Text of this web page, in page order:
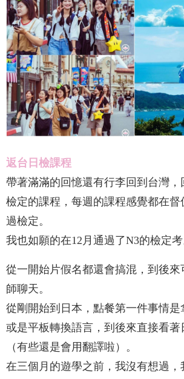
返台日檢課程
帶著滿滿的回憶還有行李回到台灣，
檢定的課程，每週的課程感覺都在督
過檢定。
我也如願的在12月通過了N3的檢定考
從一開始片假名都還會搞混，到後
師聊天。
從剛開始到日本，點餐第一件事情
或是平板轉換語言，到後來直接看著
（有些還是會用翻譯啦）。
在三個月的遊學之前，我沒有想過，